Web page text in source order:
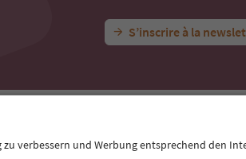
S’inscrire à la